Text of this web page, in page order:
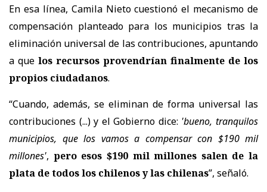
En esa línea, Camila Nieto cuestionó el mecanismo de
compensación planteado para los municipios tras la
eliminación universal de las contribuciones, apuntando
a que los recursos provendrían finalmente de los
propios ciudadanos.
“Cuando, además, se eliminan de forma universal las
contribuciones (...) y el Gobierno dice: 'bueno, tranquilos
municipios, que los vamos a compensar con $190 mil
millones', pero esos $190 mil millones salen de la
plata de todos los chilenos y las chilenas”, señaló.